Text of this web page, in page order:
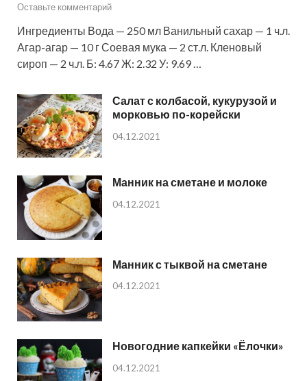
Оставьте комментарий
Ингредиенты Вода — 250 мл Ванильный сахар — 1 ч.л.
Агар-агар — 10 г Соевая мука — 2 ст.л. Кленовый
сироп — 2 ч.л. Б: 4.67 Ж: 2.32 У: 9.69 …
Салат с колбасой, кукурузой и
морковью по-корейски
04.12.2021
Манник на сметане и молоке
04.12.2021
Манник с тыквой на сметане
04.12.2021
Новогодние капкейки «Ёлочки»
04.12.2021